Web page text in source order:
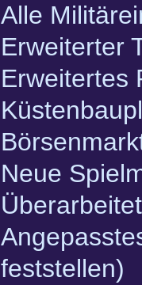
Alle
Erweiterter
Erweitertes
Neue
feststellen)